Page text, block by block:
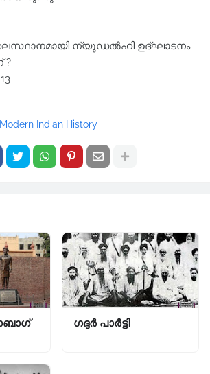
ന്യൂഡൽഹി ഉദ്ഘാടനം
?
Modern Indian History
ഗദ്ദർ പാർട്ടി